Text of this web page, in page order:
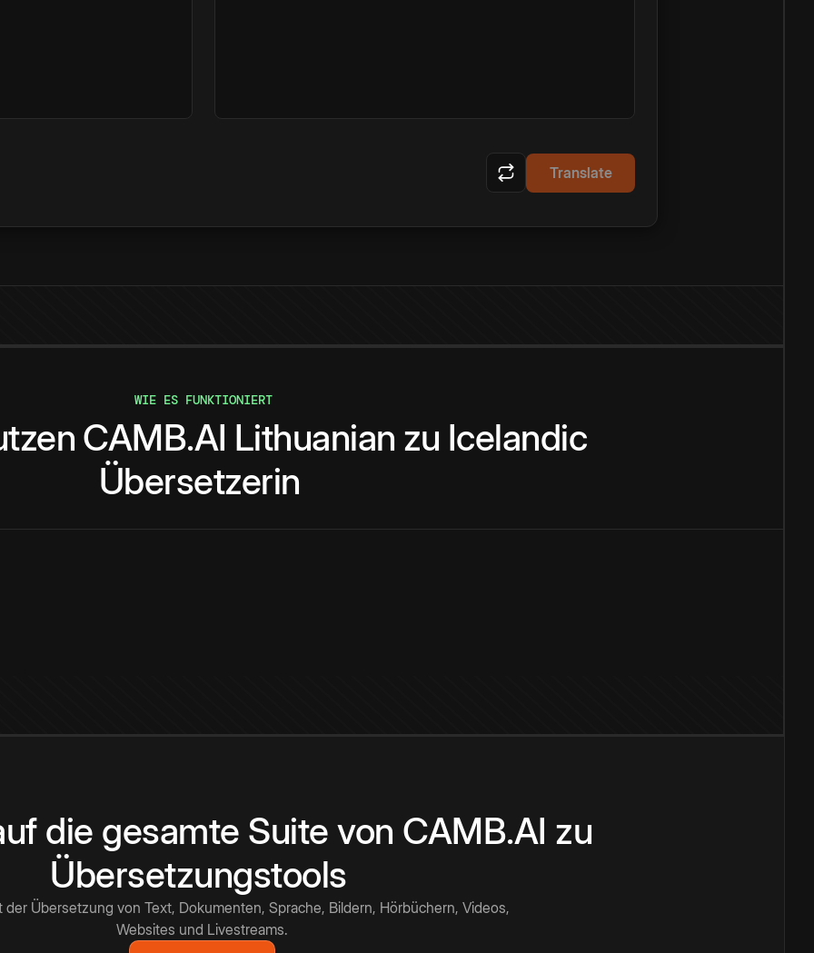
Translate
WIE ES FUNKTIONIERT
CAMB.AI Lithuanian zu Icelandic
Übersetzerin
die gesamte Suite von CAMB.AI zu
Übersetzungstools
der Übersetzung von Text, Dokumenten, Sprache, Bildern, Hörbüchern, Videos,
Websites und Livestreams.